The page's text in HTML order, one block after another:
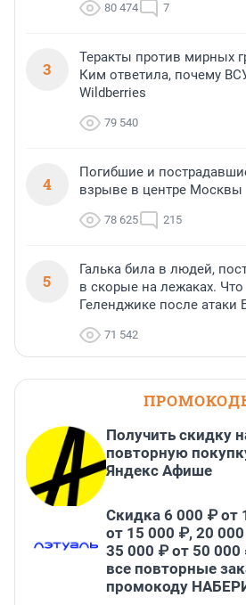
80 474 7
3
Теракты против мирных
Ким ответила, почему
Wildberries
79 540
4
Погибшие и
взрыве в центре Москвы
78 625 215
5
Галька била в людей,
в скорые на лежаках.
Геленджике после атаки
71 542
Получить скидку
повторную
Яндекс Афише
Скидка 6 000 ₽ от
от 15 000 ₽, 20
35 000 ₽ от 50
все повторные
промокоду